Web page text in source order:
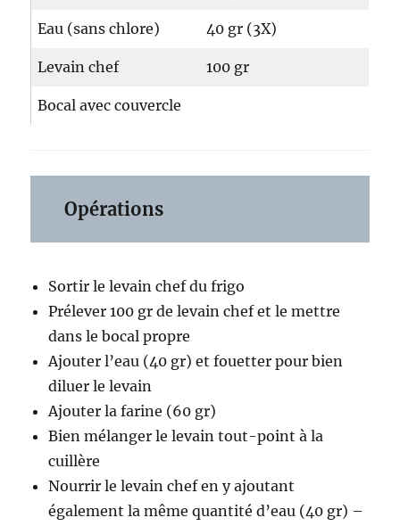
Eau (sans chlore) 40 gr (3X)
Levain chef 100 gr
Bocal avec couvercle
Opérations
Sortir le levain chef du frigo
Prélever 100 gr de levain chef et le mettre
dans le bocal propre
Ajouter l’eau (40 gr) et fouetter pour bien
diluer le levain
Ajouter la farine (60 gr)
Bien mélanger le levain tout-point à la
cuillère
Nourrir le levain chef en y ajoutant
également la même quantité d’eau (40 gr) –